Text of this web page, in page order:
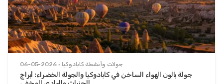
06-05-2026 جولات وأنشطة كابادوكيا
جولة بالون الهواء الساخن في كابادوكيا والجولة الخضراء: أبراج